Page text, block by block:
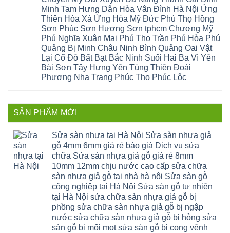
Vĩnh
Phúc
Tây
Hồ
Thanh
Hóa
Đống
Đa
Nghệ
An
long
ninh
giang
hoàng
mai
quảng
ninh
tây
hồ
sơn
tây
thất
mê
đức
phòng
xuyên
Gòn
Thạch
Thất
Hạ
Bằng
Tây
Phương
tphcm
Hòa
Lạc
Yên
Xuân
Đạo
Đà
Nẵng
Hoài
Đồng
Đồng
Khánh
gỗ
Sửa
mặt
bậc
cầu
thang
nhựa
sửa
cửa
nhựa
composite
Thanh
Nam
Phù
Thanh
Thượng
Phúc
Thường
Dương
Hồng
tại
Hà
Nội
sàn
gỗ
công
nghiệp
hở
Sửa
sàn
Sửa
mặt
bậc
cầu
nhựa
nhựa
composite
Đông
Quảng
Thượng
Minh Tam Hưng Dân Hòa Vân Đình Hà Nội Ứng
Thiên Hòa Xá Ứng Hòa Mỹ Đức Phú Thọ Hồng
Sơn Phúc Sơn Hương Sơn tphcm Chương Mỹ
Phú Nghĩa Xuân Mai Phú Thọ Trần Phú Hòa Phú
Quảng Bị Minh Châu Ninh Bình Quảng Oai Vật
Lại Cổ Đô Bất Bạt Bắc Ninh Suối Hai Ba Vì Yên
Bài Sơn Tây Hưng Yên Tùng Thiện Đoài
Phương Nha Trang Phúc Thọ Phúc Lộc
luận
ở
glotex
4mm
nhiêu
SẢN PHẨM MỚI
Sửa sàn nhựa tại Hà Nội Sửa sàn nhựa giả
gỗ 4mm 6mm giá rẻ báo giá Dịch vụ sửa
chữa Sửa sàn nhựa giả gỗ giá rẻ 8mm
10mm 12mm chịu nước cao cấp sửa chữa
sàn nhựa giả gỗ tại nhà hà nội Sửa sàn gỗ
công nghiệp tại Hà Nội Sửa sàn gỗ tự nhiên
tại Hà Nội sửa chữa sàn nhựa giả gỗ bị
phồng sửa chữa sàn nhựa giả gỗ bị ngập
nước sửa chữa sàn nhựa giả gỗ bị hỏng sửa
sàn gỗ bị mối mọt sửa sàn gỗ bị cong vênh